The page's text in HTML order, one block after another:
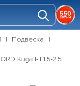
Подвеска
Kuga I-II 1.5-2.5